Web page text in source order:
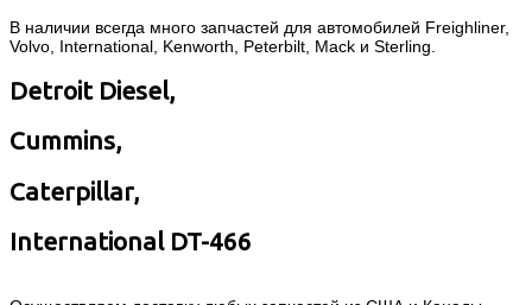
В наличии всегда много запчастей для автомобилей Freighliner,
Volvo, International, Kenworth, Peterbilt, Mack и Sterling.
Detroit Diesel,
Cummins,
Caterpillar,
International DT-466